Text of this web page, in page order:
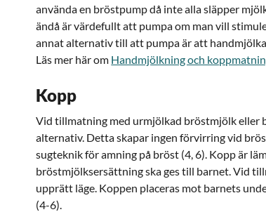
använda en bröstpump då inte alla släpper
ändå är värdefullt att pumpa om man vill
annat alternativ till att pumpa är att
Läs mer här om Handmjölkning och
Kopp
Vid tillmatning med urmjölkad bröstmjölk eller
alternativ. Detta skapar ingen förvirring vid
sugteknik för amning på bröst (4, 6). Kopp är
bröstmjölksersättning ska ges till barnet. Vid
upprätt läge. Koppen placeras mot barnets
(4-6).